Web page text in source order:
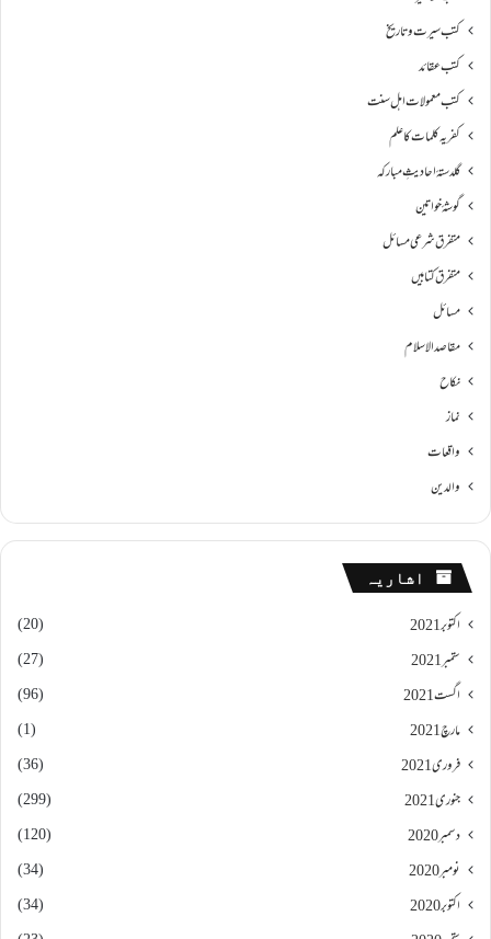
کتب سیرت و تاریخ
کتب عقائد
کتب معمولات اہل سنت
کفریہ کلمات کا علم
گلدستۂ احادیثِ مبارکہ
گوشۂ خواتین
متفرق شرعی مسائل
متفرق کتابیں
مسائل
مقاصد الاسلام
نکاح
نماز
واقعات
والدین
اشاریہ
اکتوبر 2021
(20)
ستمبر 2021
(27)
اگست 2021
(96)
مارچ 2021
(1)
فروری 2021
(36)
جنوری 2021
(299)
دسمبر 2020
(120)
نومبر 2020
(34)
اکتوبر 2020
(34)